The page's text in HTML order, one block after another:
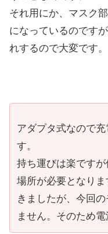
それ用にか、マスク
になっているのです
れするので大変です。
アダプタ式なので
す。
持ち運びは楽です
場所が必要となり
きましたが、今回
ません。そのため電